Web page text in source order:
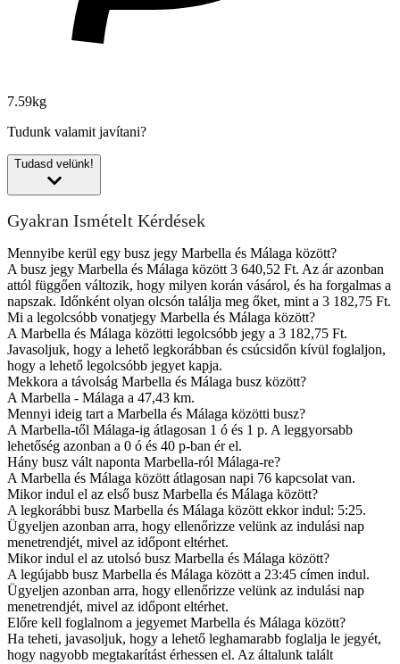
7.59kg
Tudunk valamit javítani?
Tudasd velünk!
Gyakran Ismételt Kérdések
Mennyibe kerül egy busz jegy Marbella és Málaga között?
A busz jegy Marbella és Málaga között 3 640,52 Ft. Az ár azonban
attól függően változik, hogy milyen korán vásárol, és ha forgalmas a
napszak. Időnként olyan olcsón találja meg őket, mint a 3 182,75 Ft.
Mi a legolcsóbb vonatjegy Marbella és Málaga között?
A Marbella és Málaga közötti legolcsóbb jegy a 3 182,75 Ft.
Javasoljuk, hogy a lehető legkorábban és csúcsidőn kívül foglaljon,
hogy a lehető legolcsóbb jegyet kapja.
Mekkora a távolság Marbella és Málaga busz között?
A Marbella - Málaga a 47,43 km.
Mennyi ideig tart a Marbella és Málaga közötti busz?
A Marbella-től Málaga-ig átlagosan 1 ó és 1 p. A leggyorsabb
lehetőség azonban a 0 ó és 40 p-ban ér el.
Hány busz vált naponta Marbella-ról Málaga-re?
A Marbella és Málaga között átlagosan napi 76 kapcsolat van.
Mikor indul el az első busz Marbella és Málaga között?
A legkorábbi busz Marbella és Málaga között ekkor indul: 5:25.
Ügyeljen azonban arra, hogy ellenőrizze velünk az indulási nap
menetrendjét, mivel az időpont eltérhet.
Mikor indul el az utolsó busz Marbella és Málaga között?
A legújabb busz Marbella és Málaga között a 23:45 címen indul.
Ügyeljen azonban arra, hogy ellenőrizze velünk az indulási nap
menetrendjét, mivel az időpont eltérhet.
Előre kell foglalnom a jegyemet Marbella és Málaga között?
Ha teheti, javasoljuk, hogy a lehető leghamarabb foglalja le jegyét,
hogy nagyobb megtakarítást érhessen el. Az általunk talált